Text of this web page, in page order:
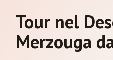
Tour nel
Merzouga